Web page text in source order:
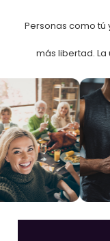
Personas como tú
más libertad.